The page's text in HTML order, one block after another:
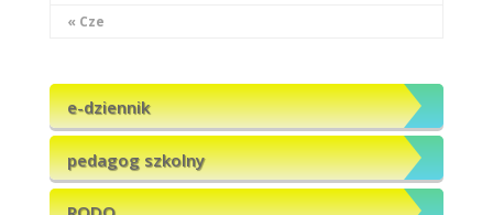
« Cze
e-dziennik
pedagog szkolny